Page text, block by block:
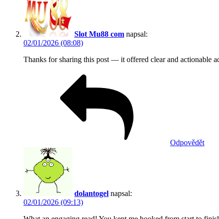
Slot Mu88 com napsal:
02/01/2026 (08:08)
Thanks for sharing this post — it offered clear and actionable
Odpovědět
dolantogel napsal:
02/01/2026 (09:13)